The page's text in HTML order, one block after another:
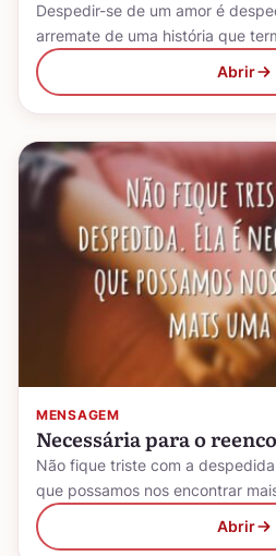
Despedir-se de um amor é
arremate de uma história que
Abrir
MENSAGEM
Necessária para o
Não fique triste com a
que possamos nos encontrar
Abrir